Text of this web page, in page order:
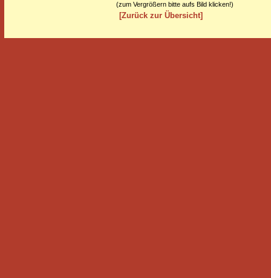
(zum Vergrößern bitte aufs Bild klicken!)
[Zurück zur Übersicht]